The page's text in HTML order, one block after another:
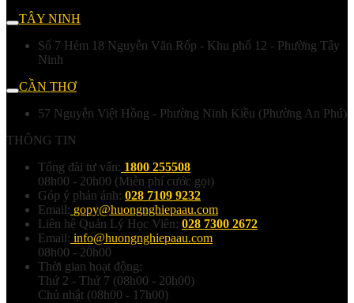
TÂY NINH
Số 7 Hẻm 18 Nguyễn Văn Rốp - Khu phố 12 - Phường Tây
Ninh
CẦN THƠ
57 Nguyễn Việt Hồng - Phường Ninh Kiều (Phường An Phú)
THÔNG TIN
Tổng đài tư vấn: 1800 255508
08h00 - 20h00 (Miễn phí cước gọi)
Góp ý phản ánh: 028 7109 9232
Email: gopy@huongnghiepaau.com
Liên hệ Quản Lý Học Viên: 028 7300 2672
Email: info@huongnghiepaau.com
08h00 - 20h00
Thời gian hoạt động:
Thứ 2 - Thứ 7 (08h00 - 20h00)
Chủ nhật (08h00 - 17h00)